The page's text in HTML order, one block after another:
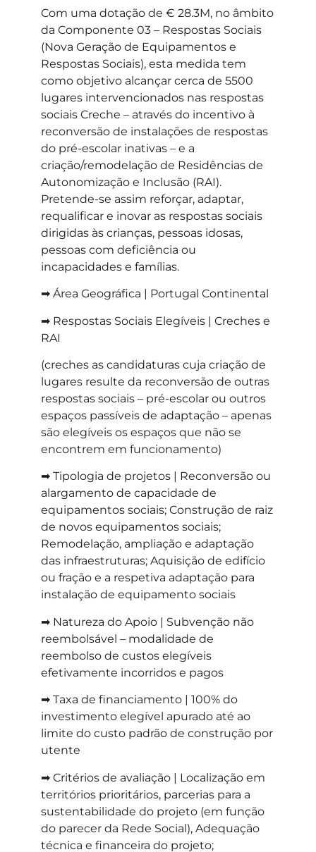
Com uma dotação de € 28.3M, no âmbito
da Componente 03 – Respostas Sociais
(Nova Geração de Equipamentos e
Respostas Sociais), esta medida tem
como objetivo alcançar cerca de 5500
lugares intervencionados nas respostas
sociais Creche – através do incentivo à
reconversão de instalações de respostas
do pré-escolar inativas – e a
criação/remodelação de Residências de
Autonomização e Inclusão (RAI).
Pretende-se assim reforçar, adaptar,
requalificar e inovar as respostas sociais
dirigidas às crianças, pessoas idosas,
pessoas com deficiência ou
incapacidades e famílias.
➡ Área Geográfica | Portugal Continental
➡ Respostas Sociais Elegíveis | Creches e
RAI
(creches as candidaturas cuja criação de
lugares resulte da reconversão de outras
respostas sociais – pré-escolar ou outros
espaços passíveis de adaptação – apenas
são elegíveis os espaços que não se
encontrem em funcionamento)
➡ Tipologia de projetos | Reconversão ou
alargamento de capacidade de
equipamentos sociais; Construção de raiz
de novos equipamentos sociais;
Remodelação, ampliação e adaptação
das infraestruturas; Aquisição de edifício
ou fração e a respetiva adaptação para
instalação de equipamento sociais
➡ Natureza do Apoio | Subvenção não
reembolsável – modalidade de
reembolso de custos elegíveis
efetivamente incorridos e pagos
➡ Taxa de financiamento | 100% do
investimento elegível apurado até ao
limite do custo padrão de construção por
utente
➡ Critérios de avaliação | Localização em
territórios prioritários, parcerias para a
sustentabilidade do projeto (em função
do parecer da Rede Social), Adequação
técnica e financeira do projeto;